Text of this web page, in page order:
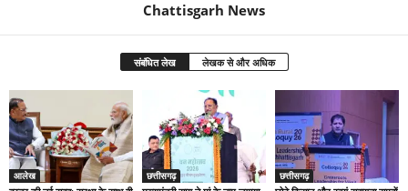
Chattisgarh News
संबंधित लेख लेखक से और अधिक
आलेख छत्तीसगढ़ छत्तीसगढ़